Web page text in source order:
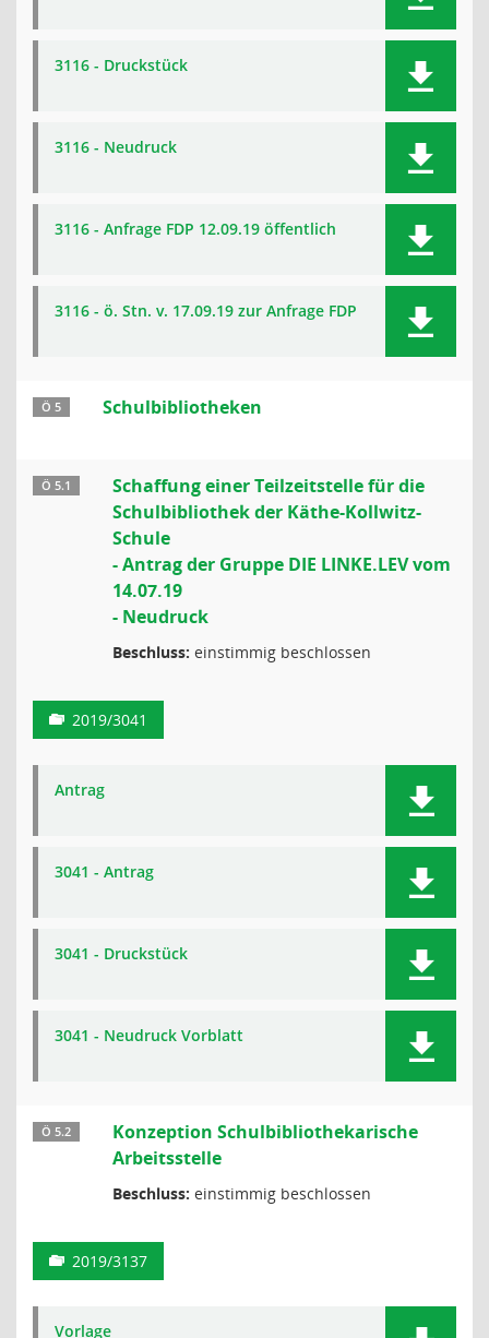
3116 - Druckstück
3116 - Neudruck
3116 - Anfrage FDP 12.09.19 öffentlich
3116 - ö. Stn. v. 17.09.19 zur Anfrage FDP
Ö 5 Schulbibliotheken
Ö 5.1
Schaffung einer Teilzeitstelle für die
Schulbibliothek der Käthe-Kollwitz-
Schule
- Antrag der Gruppe DIE LINKE.LEV vom
14.07.19
- Neudruck
Beschluss: einstimmig beschlossen
2019/3041
Antrag
3041 - Antrag
3041 - Druckstück
3041 - Neudruck Vorblatt
Ö 5.2
Konzeption Schulbibliothekarische
Arbeitsstelle
Beschluss: einstimmig beschlossen
2019/3137
Vorlage